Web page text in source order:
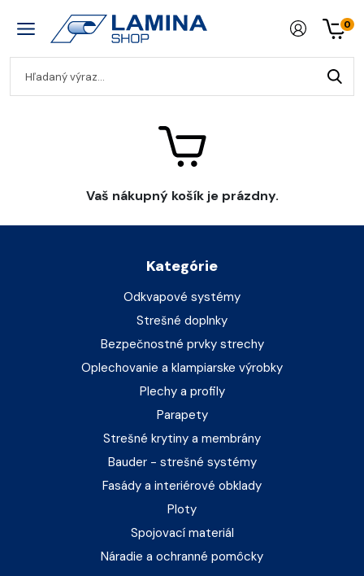
0
Vaš nákupný košík je prázdny.
Kategórie
Odkvapové systémy
Strešné doplnky
Bezpečnostné prvky strechy
Oplechovanie a klampiarske výrobky
Plechy a profily
Parapety
Strešné krytiny a membrány
Bauder - strešné systémy
Fasády a interiérové obklady
Ploty
Spojovací materiál
Náradie a ochranné pomôcky